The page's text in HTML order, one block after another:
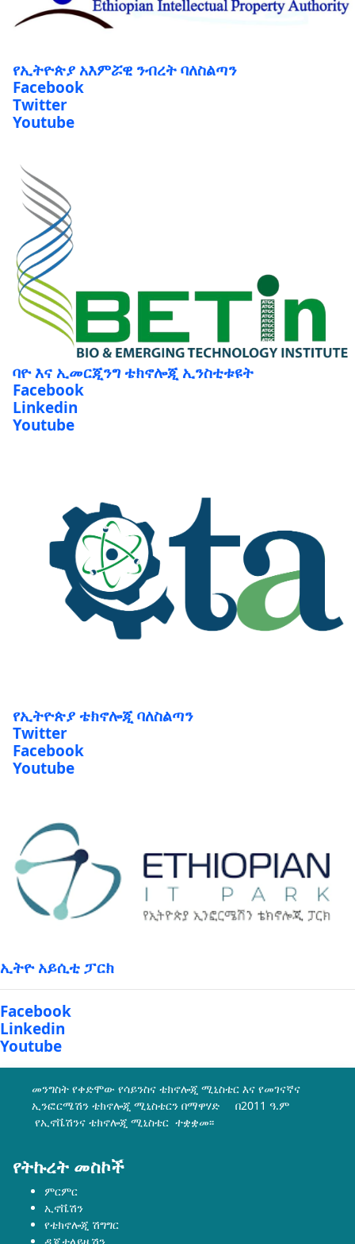
የኢትዮጵያ አእምሯዊ ንብረት ባለስልጣን
Facebook
Twitter
Youtube
ባዮ እና ኢመርጂንግ ቴክኖሎጂ ኢንስቲቱዩት
Facebook
Linkedin
Youtube
የኢትዮጵያ ቴክኖሎጂ ባለስልጣን
Twitter
Facebook
Youtube
ኢትዮ አይሲቲ ፓርክ
Facebook
Linkedin
Youtube
መንግስት የቀድሞው የሳይንስና ቴክኖሎጂ ሚኒስቴር እና የመገናኛና
ኢንፎርሜሽን ቴክኖሎጂ ሚኒስቴርን በማዋሃድ በ2011 ዓ.ም
የኢኖቬሽንና ቴክኖሎጂ ሚኒስቴር ተቋቋመ፡፡
የትኩረት መስኮች
ምርምር
ኢኖቬሽን
የቴክኖሎጂ ሽግግር